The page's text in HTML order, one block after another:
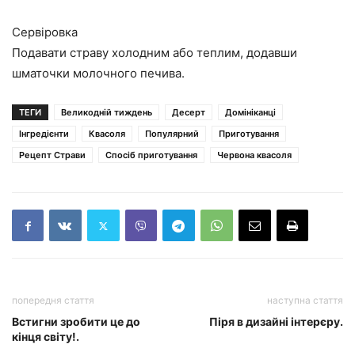
Сервіровка
Подавати страву холодним або теплим, додавши
шматочки молочного печива.
ТЕГИ Великодній тиждень Десерт
Домініканці
Інгредієнти
Квасоля Популярний
Приготування
Рецепт Страви
Спосіб приготування Червона квасоля
попередня стаття
Встигни зробити це до
кінця світу!.
наступна стаття
Піря в дизайні інтерєру.